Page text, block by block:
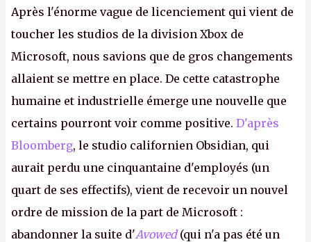
Après l'énorme vague de licenciement qui vient de
toucher les studios de la division Xbox de
Microsoft, nous savions que de gros changements
allaient se mettre en place. De cette catastrophe
humaine et industrielle émerge une nouvelle que
certains pourront voir comme positive. D'après
Bloomberg, le studio californien Obsidian, qui
aurait perdu une cinquantaine d'employés (un
quart de ses effectifs), vient de recevoir un nouvel
ordre de mission de la part de Microsoft :
abandonner la suite d'Avowed(qui n'a pas été un